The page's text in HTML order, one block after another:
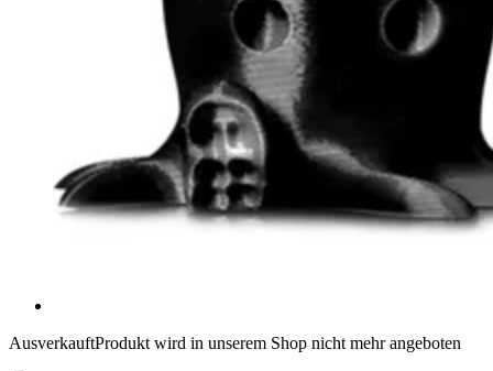
AusverkauftProdukt wird in unserem Shop nicht mehr angeboten